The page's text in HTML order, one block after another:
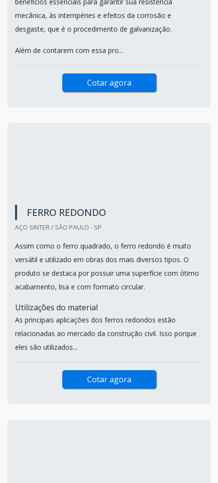
mecânica, às intempéries e efeitos da corrosão e
desgaste, que é o procedimento de galvanização.
Além de contarem com essa pro...
Cotar agora
FERRO REDONDO
AÇO SINTER / SÃO PAULO - SP
Assim como o ferro quadrado, o ferro redondo é muito
versátil e utilizado em obras dos mais diversos tipos. O
produto se destaca por possuir uma superfície com ótimo
acabamento, lisa e com formato circular.
Utilizações do material
As principais aplicações dos ferros redondos estão
relacionadas ao mercado da construção civil. Isso porque
eles são utilizados...
Cotar agora